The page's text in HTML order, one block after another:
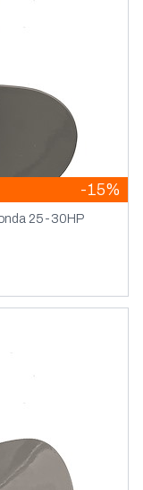
-15%
25-30HP